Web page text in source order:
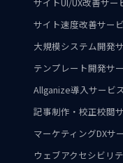
サイトUI/UX改善サー
サイト速度改善サー
大規模システム開発
テンプレート開発サ
Allganize導入サービス
記事制作・校正校閲
マーケティングDXサ
ウェブアクセシビリ